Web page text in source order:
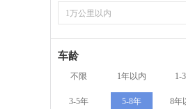
1万公里以内
车龄
不限 1年以内 1-
3-5年 5-8年 8年